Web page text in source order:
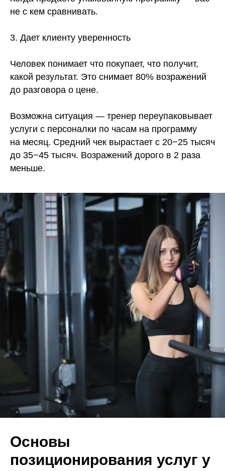
не с кем сравнивать.
3. Дает клиенту уверенность
Человек понимает что покупает, что получит,
какой результат. Это снимает 80% возражений
до разговора о цене.
Возможна ситуация — тренер переупаковывает
услуги с персоналки по часам на программу
на месяц. Средний чек вырастает с 20−25 тысяч
до 35−45 тысяч. Возражений дорого в 2 раза
меньше.
Основы
позиционирования услуг у